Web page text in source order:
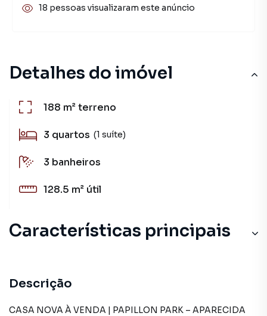
Detalhes do imóvel
188 m²terreno
3 quartos (1 suíte)
3 banheiros
128.5 m² útil
Características principais
Armário Suíte
Armário Cozinha
Descrição
CASA NOVA À VENDA | PAPILLON PARK – APARECIDA
18 pessoas visualizaram este anúncio